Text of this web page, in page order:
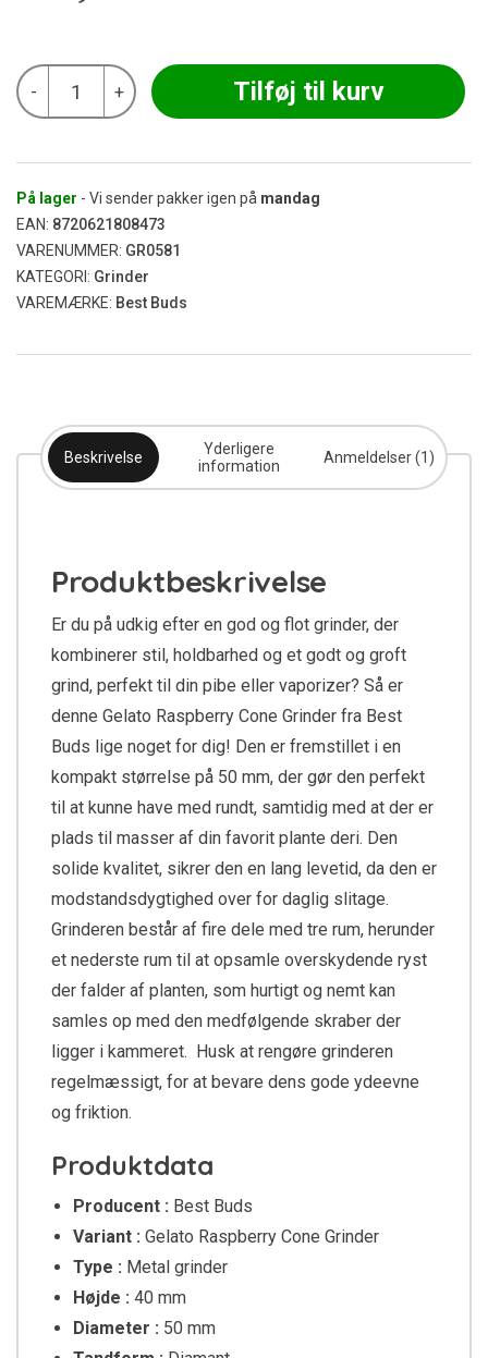
-
Best
Buds
-
Grinder
Ø50
antal
+ Tilføj til kurv
På lager - Vi sender pakker igen på mandag
EAN: 8720621808473
VARENUMMER: GR0581
KATEGORI: Grinder
VAREMÆRKE: Best Buds
Beskrivelse
Yderligere
information
Anmeldelser (1)
Produktbeskrivelse
Er du på udkig efter en god og flot grinder, der
kombinerer stil, holdbarhed og et godt og groft
grind, perfekt til din pibe eller vaporizer? Så er
denne Gelato Raspberry Cone Grinder fra Best
Buds lige noget for dig! Den er fremstillet i en
kompakt størrelse på 50 mm, der gør den perfekt
til at kunne have med rundt, samtidig med at der er
plads til masser af din favorit plante deri. Den
solide kvalitet, sikrer den en lang levetid, da den er
modstandsdygtighed over for daglig slitage.
Grinderen består af fire dele med tre rum, herunder
et nederste rum til at opsamle overskydende ryst
der falder af planten, som hurtigt og nemt kan
samles op med den medfølgende skraber der
ligger i kammeret. Husk at rengøre grinderen
regelmæssigt, for at bevare dens gode ydeevne
og friktion.
Produktdata
Producent : Best Buds
Variant : Gelato Raspberry Cone Grinder
Type : Metal grinder
Højde : 40 mm
Diameter : 50 mm